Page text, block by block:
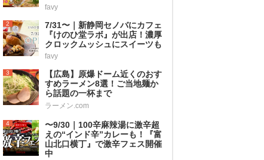
favy
2
7/31〜｜新静岡セノバにカフェ
『けのひ堂ラボ』が出店！濃厚
クロックムッシュにスイーツも
favy
3
【広島】原爆ドーム近くのおす
すめラーメン8選！ご当地麺か
ら話題の一杯まで
ラーメン.com
4
〜9/30｜100辛麻辣湯に激辛超
えの“インド辛”カレーも！『富
山北口横丁』で激辛フェス開催
中